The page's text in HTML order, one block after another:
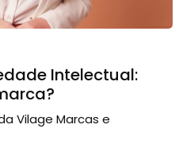
Intelectual:
Vilage Marcas e